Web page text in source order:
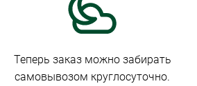
Теперь заказ можно забирать
самовывозом круглосуточно.